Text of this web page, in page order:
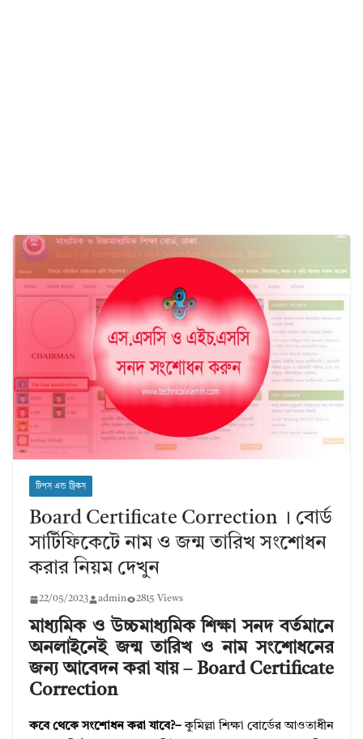
টিপস এন্ড ট্রিকস
Board Certificate Correction । বোর্ড
সার্টিফিকেটে নাম ও জন্ম তারিখ সংশোধন
করার নিয়ম দেখুন
22/05/2023 admin 2815 Views
মাধ্যমিক ও উচ্চমাধ্যমিক শিক্ষা সনদ বর্তমানে
অনলাইনেই জন্ম তারিখ ও নাম সংশোধনের
জন্য আবেদন করা যায় – Board Certificate
Correction
কবে থেকে সংশোধন করা যাবে?– কুমিল্লা শিক্ষা বোর্ডের আওতাধীন